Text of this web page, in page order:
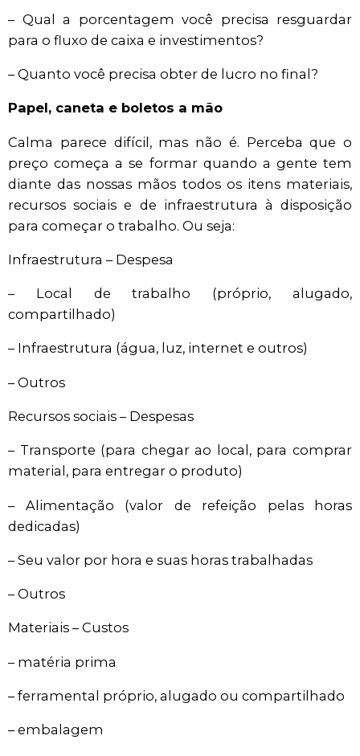
– Qual a porcentagem você precisa resguardar
para o fluxo de caixa e investimentos?
– Quanto você precisa obter de lucro no final?
Papel, caneta e boletos a mão
Calma parece difícil, mas não é. Perceba que o
preço começa a se formar quando a gente tem
diante das nossas mãos todos os itens materiais,
recursos sociais e de infraestrutura à disposição
para começar o trabalho. Ou seja:
Infraestrutura – Despesa
– Local de trabalho (próprio, alugado,
compartilhado)
– Infraestrutura (água, luz, internet e outros)
– Outros
Recursos sociais – Despesas
– Transporte (para chegar ao local, para comprar
material, para entregar o produto)
– Alimentação (valor de refeição pelas horas
dedicadas)
– Seu valor por hora e suas horas trabalhadas
– Outros
Materiais – Custos
– matéria prima
– ferramental próprio, alugado ou compartilhado
– embalagem